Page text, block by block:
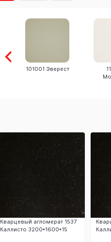
101001 Эверест
Кварцевый агломерат 1537
Каллисто 3200*1600*15